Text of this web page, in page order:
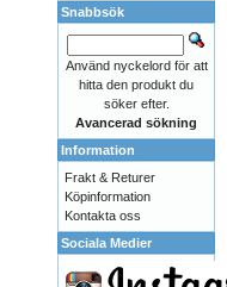
Snabbsök
Använd nyckelord för att
hitta den produkt du
söker efter.
Avancerad sökning
Information
Frakt & Returer
Köpinformation
Kontakta oss
Sociala Medier